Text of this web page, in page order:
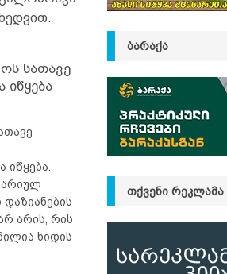
სათავე
იწყება
არის, რის
ხიდის
ᲑᲐᲠᲐᲥᲐ
ᲗᲥᲕᲔᲜᲘ ᲠᲔᲙᲚᲐᲛᲐ